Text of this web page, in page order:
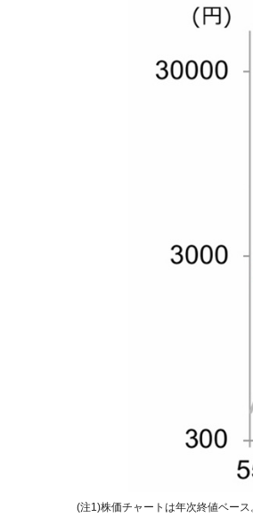
(注1)株価チャートは年次終値ベー